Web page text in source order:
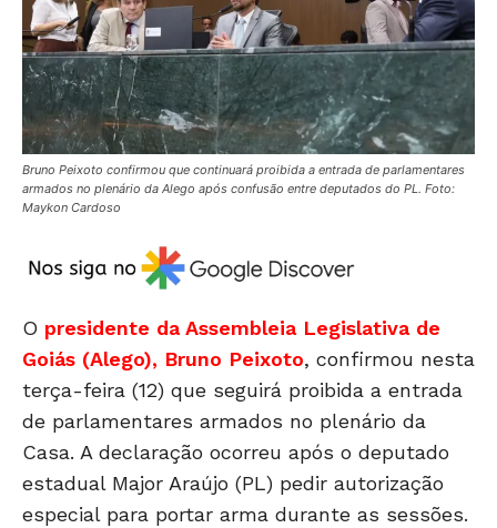
Bruno Peixoto confirmou que continuará proibida a entrada de parlamentares
armados no plenário da Alego após confusão entre deputados do PL. Foto:
Maykon Cardoso
O presidente da Assembleia Legislativa de
Goiás (Alego), Bruno Peixoto, confirmou nesta
terça-feira (12) que seguirá proibida a entrada
de parlamentares armados no plenário da
Casa. A declaração ocorreu após o deputado
estadual Major Araújo (PL) pedir autorização
especial para portar arma durante as sessões.